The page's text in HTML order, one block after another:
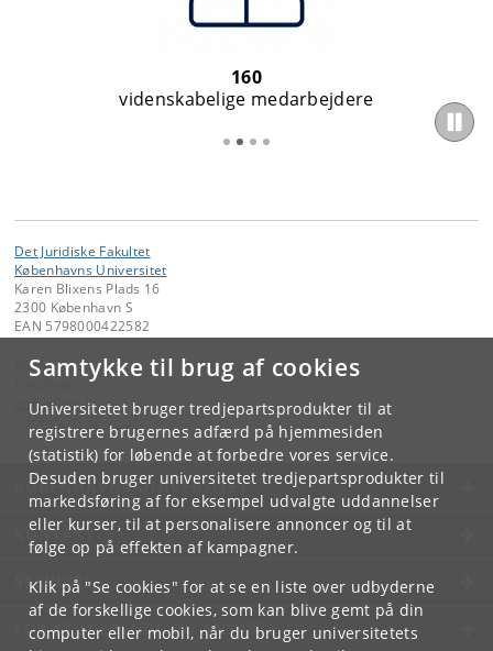
Samtykke til brug af cookies
Universitetet bruger tredjepartsprodukter til at
registrere brugernes adfærd på hjemmesiden
(statistik) for løbende at forbedre vores service.
Desuden bruger universitetet tredjepartsprodukter til
markedsføring af for eksempel udvalgte uddannelser
eller kurser, til at personalisere annoncer og til at
følge op på effekten af kampagner.
Klik på "Se cookies" for at se en liste over udbyderne
af de forskellige cookies, som kan blive gemt på din
computer eller mobil, når du bruger universitetets
160
videnskabelige medarbejdere
Det Juridiske Fakultet
Københavns Universitet
Karen Blixens Plads 16
2300 København S
EAN 5798000422582
Kontakt:
jurfak @jur.ku.dk
KØBENHAVNS UNIVERSITET
KONTAKT
SERVICES
FOR STUDERENDE OG ANSATTE